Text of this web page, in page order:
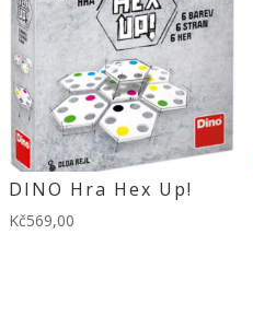
DINO Hra Hex Up!
Kč569,00